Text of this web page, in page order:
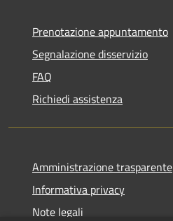
Prenotazione appuntamento
Segnalazione disservizio
FAQ
Richiedi assistenza
Amministrazione trasparente
Informativa privacy
Note legali